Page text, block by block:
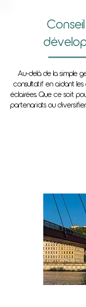
Au-delà de la simple
consultatif en aidant
éclairées. Que ce soit
partenariats ou